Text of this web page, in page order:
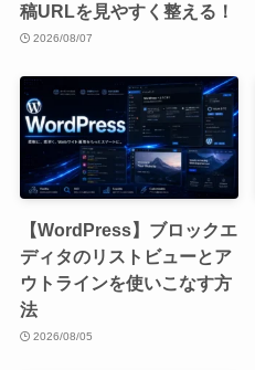
稿URLを見やすく整える！
2026/08/07
【WordPress】ブロックエ
ディタのリストビューとア
ウトラインを使いこなす方
法
2026/08/05